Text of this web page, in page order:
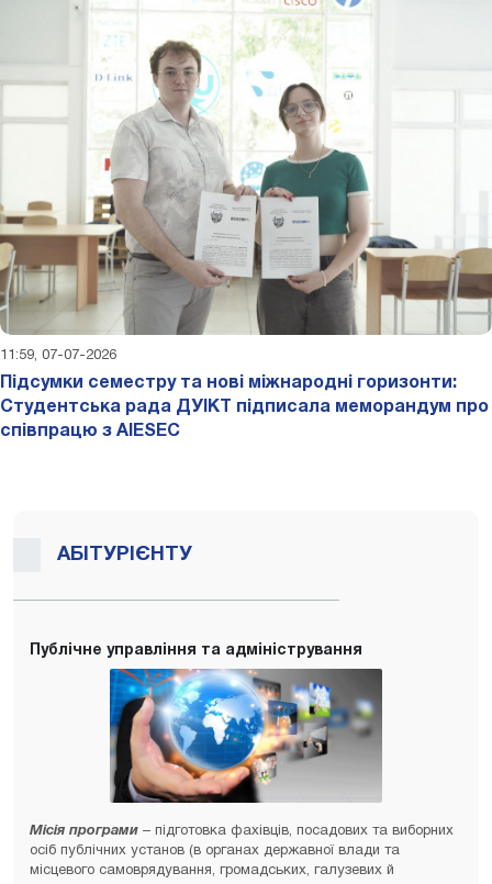
11:59, 07-07-2026
Підсумки семестру та нові міжнародні горизонти:
Студентська рада ДУІКТ підписала меморандум про
співпрацю з AIESEC
АБІТУРІЄНТУ
Публічне управління та адміністрування
Місія програми – підготовка фахівців, посадових та виборних
осіб публічних установ (в органах державної влади та
місцевого самоврядування, громадських, галузевих й